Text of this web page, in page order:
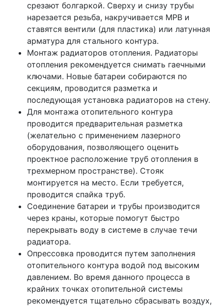
срезают болгаркой. Сверху и снизу трубы
нарезается резьба, накручивается МРВ и
ставятся вентили (для пластика) или латунная
арматура для стального контура.
Монтаж радиаторов отопления. Радиаторы
отопления рекомендуется снимать гаечными
ключами. Новые батареи собираются по
секциям, проводится разметка и
последующая установка радиаторов на стену.
Для монтажа отопительного контура
проводится предварительная разметка
(желательно с применением лазерного
оборудования, позволяющего оценить
проектное расположение труб отопления в
трехмерном пространстве). Стояк
монтируется на место. Если требуется,
проводится спайка труб.
Соединение батареи и трубы производится
через краны, которые помогут быстро
перекрывать воду в системе в случае течи
радиатора.
Опрессовка проводится путем заполнения
отопительного контура водой под высоким
давлением. Во время данного процесса в
крайних точках отопительной системы
рекомендуется тщательно сбрасывать воздух,